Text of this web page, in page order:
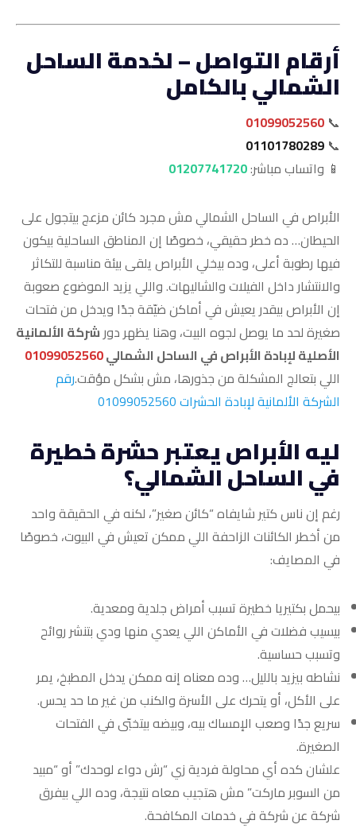
أرقام التواصل – لخدمة الساحل
الشمالي بالكامل
📞
01099052560
📞
01101780289
📱 واتساب مباشر:01207741720
الأبراص في الساحل الشمالي مش مجرد كائن مزعج بيتجول على
الحيطان… ده خطر حقيقي، خصوصًا إن المناطق الساحلية بيكون
فيها رطوبة أعلى، وده بيخلي الأبراص يلقى بيئة مناسبة للتكاثر
والانتشار داخل الفيلات والشاليهات. واللي يزيد الموضوع صعوبة
إن الأبراص بيقدر يعيش في أماكن ضيّقة جدًا ويدخل من فتحات
صغيرة لحد ما يوصل لجوه البيت، وهنا يظهر دور شركة الألمانية
الأصلية لإبادة الأبراص في الساحل الشمالي01099052560
اللي بتعالج المشكلة من جذورها، مش بشكل مؤقت.رقم
الشركة الألمانية لإبادة الحشرات 01099052560
ليه الأبراص يعتبر حشرة خطيرة
في الساحل الشمالي؟
رغم إن ناس كتير شايفاه “كائن صغير”، لكنه في الحقيقة واحد
من أخطر الكائنات الزاحفة اللي ممكن تعيش في البيوت، خصوصًا
في المصايف:
بيحمل بكتيريا خطيرة تسبب أمراض جلدية ومعدية.
بيسيب فضلات في الأماكن اللي يعدي منها ودي بتنشر روائح
وتسبب حساسية.
نشاطه بيزيد بالليل… وده معناه إنه ممكن يدخل المطبخ، يمر
على الأكل، أو يتحرك على الأسرة والكنب من غير ما حد يحس.
سريع جدًا وصعب الإمساك بيه، وبيضه بيتخبّى في الفتحات
الصغيرة.
علشان كده أي محاولة فردية زي “رش دواء لوحدك” أو “مبيد
من السوبر ماركت” مش هتجيب معاه نتيجة، وده اللي بيفرق
شركة عن شركة في خدمات المكافحة.